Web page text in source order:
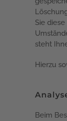
Sie
steht
Hierzu
Beim